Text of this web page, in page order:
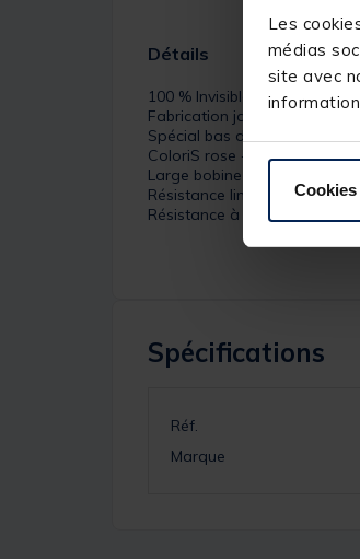
Les
médias
site avec
Détails
100 % Invisible !
Fabrication japonaise
Spécial bas de ligne
ColoriS rose + indice de
Large bobine anti-mémoire !
Résistance linéaire et aux
Résistance à l’abrasion
Spécifications
Réf.
Marque